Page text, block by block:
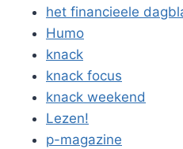
het financieele
Humo
knack
knack focus
knack weekend
Lezen!
p-magazine